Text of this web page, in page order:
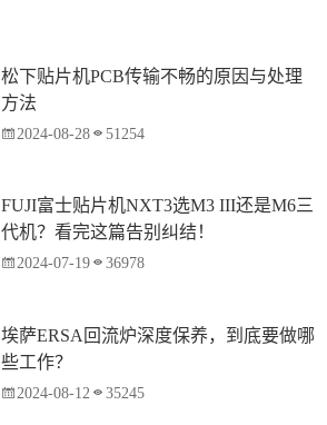
松下贴片机PCB传输不畅的原因与处理
方法
2024-08-28 51254
FUJI富士贴片机NXT3选M3 III还是M6三
代机？看完这篇告别纠结！
2024-07-19 36978
埃萨ERSA回流炉深度保养，到底要做哪
些工作？
2024-08-12 35245